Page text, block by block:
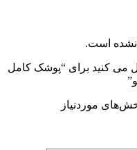
نشده است.
می کنید برای “پوشک کامل
موردنیاز